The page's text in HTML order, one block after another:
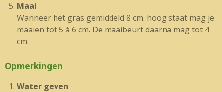
Maai
Wanneer het gras gemiddeld 8 cm. hoog staat mag je
maaien tot 5 à 6 cm. De maaibeurt daarna mag tot 4
cm.
Opmerkingen
Water geven